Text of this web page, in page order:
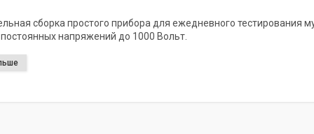
сборка простого прибора для ежедневного тестирования
напряжений до 1000 Вольт.